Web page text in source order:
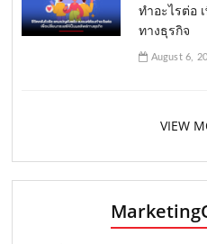
ทำอะไรต่อ
ทางธุรกิจ
August 6,
VIEW